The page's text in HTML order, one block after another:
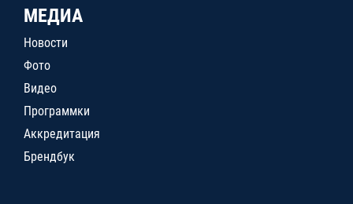
МЕДИА
Новости
Фото
Видео
Программки
Аккредитация
Брендбук